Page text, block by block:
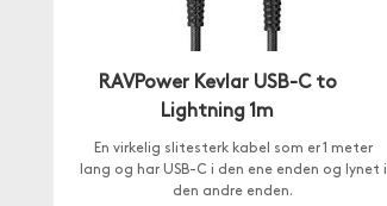
RAVPower Kevlar USB-C to
Lightning 1m
En virkelig slitesterk kabel som er 1 meter
lang og har USB-C i den ene enden og lynet i
den andre enden.